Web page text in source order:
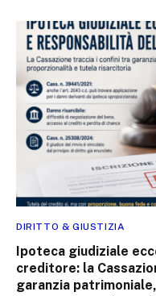
DIRITTO & GIUSTIZIA
Ipoteca giudiziale
creditore: la
garanzia